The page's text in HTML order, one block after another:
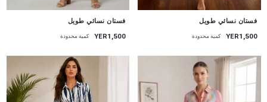
فستان نسائي طويل
YER1,500 كمية محدودة
فستان نسائي طويل
YER1,500 كمية محدودة